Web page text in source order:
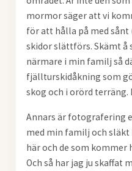
mormor säger att vi
för att hålla på med sånt
skidor slättförs. Skämt å
närmare i min familj så
fjällturskidåkning som
skog och i orörd
Annars är fotografering
med min familj och släkt
här och de som
Och så har jag ju skaffat